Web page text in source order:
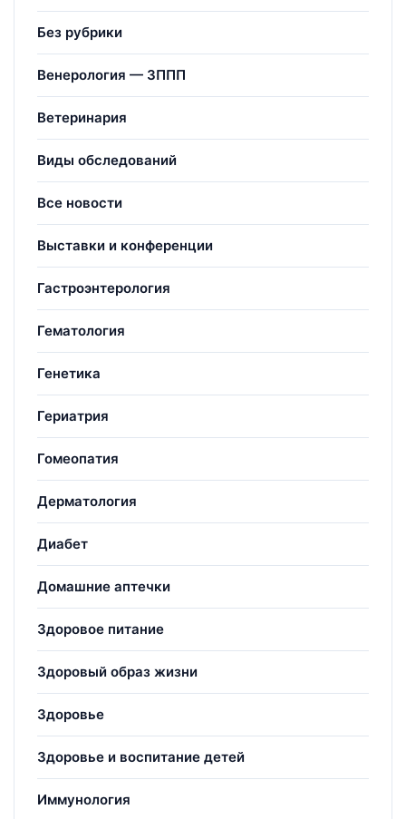
Без рубрики
Венерология — ЗППП
Ветеринария
Виды обследований
Все новости
Выставки и конференции
Гастроэнтерология
Гематология
Генетика
Гериатрия
Гомеопатия
Дерматология
Диабет
Домашние аптечки
Здоровое питание
Здоровый образ жизни
Здоровье
Здоровье и воспитание детей
Иммунология